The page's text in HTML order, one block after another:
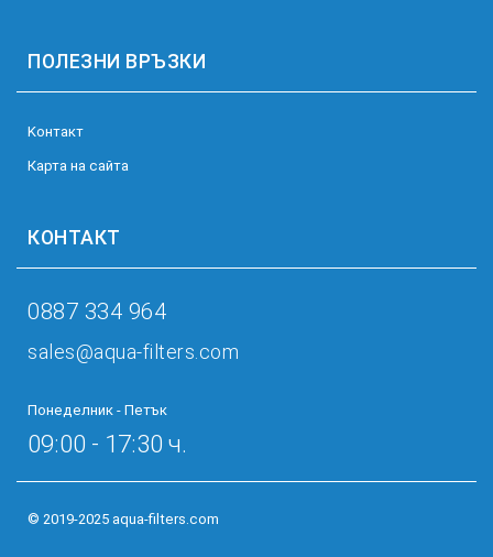
ПОЛЕЗНИ ВРЪЗКИ
Kонтакт
Карта на сайта
КОНТАКТ
0887 334 964
sales@aqua-filters.com
Понеделник - Петък
09:00 - 17:30 ч.
© 2019-2025 aqua-filters.com